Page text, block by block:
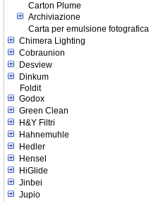
Carton Plume
Archiviazione
Carta per emulsione fotografica
Chimera Lighting
Cobraunion
Desview
Dinkum
Foldit
Godox
Green Clean
H&Y Filtri
Hahnemuhle
Hedler
Hensel
HiGlide
Jinbei
Jupio